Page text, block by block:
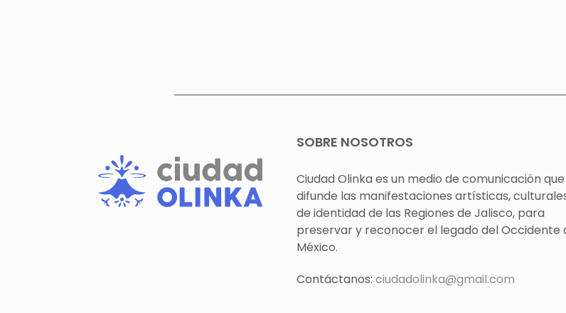
SOBRE NOSOTROS
Ciudad Olinka es un medio de comunicación que
difunde las manifestaciones artísticas,
de identidad de las Regiones de Jalisco, para
preservar y reconocer el legado del Occidente
México.
Contáctanos: ciudadolinka@gmail.com